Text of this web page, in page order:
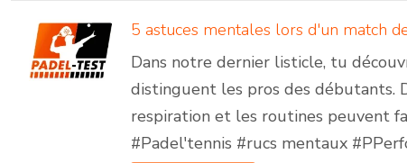
Dans notre dernier listicle, tu
distinguent les pros des débutants.
respiration et les routines peuvent
#Padel'tennis #rucs mentaux